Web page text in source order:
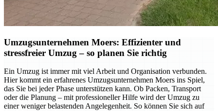
Umzugsunternehmen Moers: Effizienter und
stressfreier Umzug – so planen Sie richtig
Ein Umzug ist immer mit viel Arbeit und Organisation verbunden.
Hier kommt ein erfahrenes Umzugsunternehmen Moers ins Spiel,
das Sie bei jeder Phase unterstützen kann. Ob Packen, Transport
oder die Planung – mit professioneller Hilfe wird der Umzug zu
einer weniger belastenden Angelegenheit. So können Sie sich auf